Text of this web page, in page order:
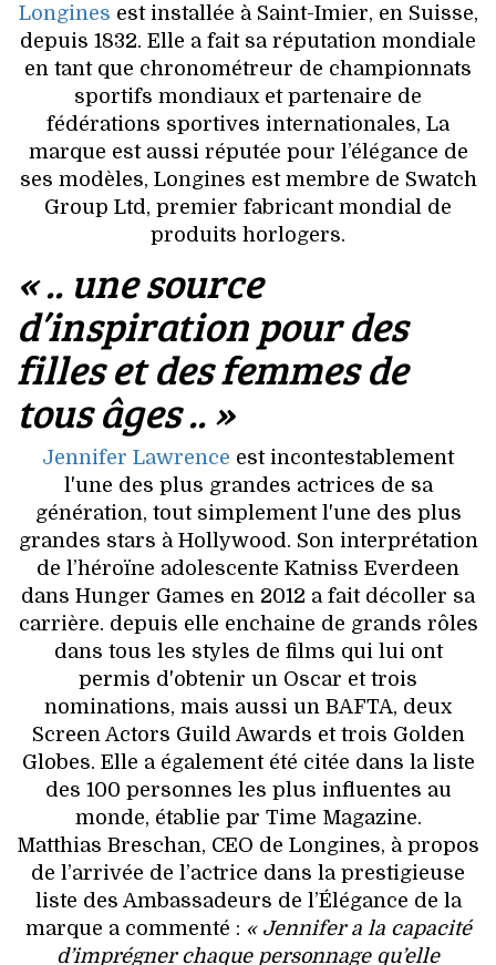
DÉCO
VOYAGES & LOISIRS
Longines est installée à Saint-Imier, en Suisse,
depuis 1832. Elle a fait sa réputation mondiale
en tant que chronométreur de championnats
sportifs mondiaux et partenaire de
fédérations sportives internationales, La
marque est aussi réputée pour l’élégance de
ses modèles, Longines est membre de Swatch
Group Ltd, premier fabricant mondial de
produits horlogers.
« .. une source
d’inspiration pour des
filles et des femmes de
tous âges .. »
Jennifer Lawrence est incontestablement
l'une des plus grandes actrices de sa
génération, tout simplement l'une des plus
grandes stars à Hollywood. Son interprétation
de l’héroïne adolescente Katniss Everdeen
dans Hunger Games en 2012 a fait décoller sa
carrière. depuis elle enchaine de grands rôles
dans tous les styles de films qui lui ont
permis d'obtenir un Oscar et trois
nominations, mais aussi un BAFTA, deux
Screen Actors Guild Awards et trois Golden
Globes. Elle a également été citée dans la liste
des 100 personnes les plus influentes au
monde, établie par Time Magazine.
Matthias Breschan, CEO de Longines, à propos
de l’arrivée de l’actrice dans la prestigieuse
liste des Ambassadeurs de l’Élégance de la
marque a commenté : « Jennifer a la capacité
d’imprégner chaque personnage qu’elle